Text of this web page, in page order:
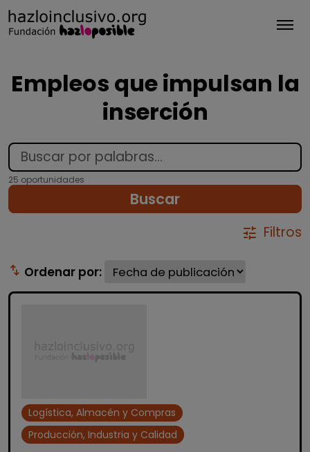
Empleos que impulsan la
inserción
25 oportunidades
Buscar
tune Filtros
swap_vert Ordenar por:
Logística, Almacén y Compras
Producción, Industria y Calidad